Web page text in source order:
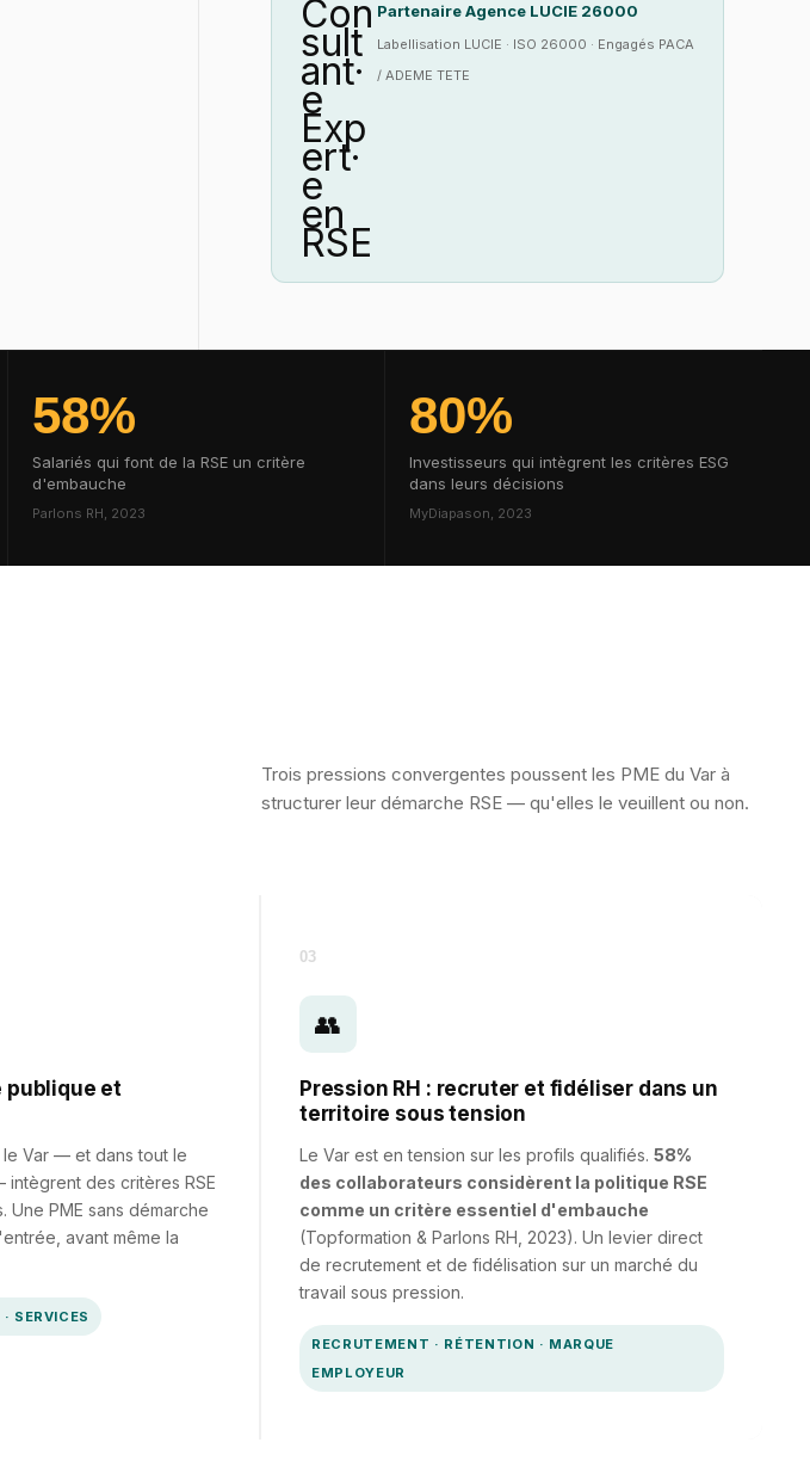
Partenaire Agence LUCIE 26000
Labellisation LUCIE · ISO 26000 · Engagés PACA
/ ADEME TETE
58%
Salariés qui font de la RSE un critère
d'embauche
Parlons RH, 2023
80%
Investisseurs qui intègrent les critères ESG
dans leurs décisions
MyDiapason, 2023
Trois pressions convergentes poussent les PME du Var à
structurer leur démarche RSE — qu'elles le veuillent ou non.
publique et
le Var — et dans tout le
des critères RSE
PME sans démarche
avant même la
SERVICES
03
👥
Pression RH : recruter et fidéliser dans un
territoire sous tension
Le Var est en tension sur les profils qualifiés. 58%
des collaborateurs considèrent la politique RSE
comme un critère essentiel d'embauche
(Topformation & Parlons RH, 2023). Un levier direct
de recrutement et de fidélisation sur un marché du
travail sous pression.
RECRUTEMENT · RÉTENTION · MARQUE
EMPLOYEUR